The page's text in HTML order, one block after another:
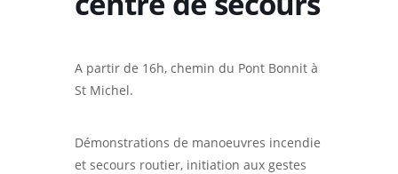
A partir de 16h, chemin du Pont Bonnit à
St Michel.
Démonstrations de manoeuvres incendie
et secours routier, initiation aux gestes